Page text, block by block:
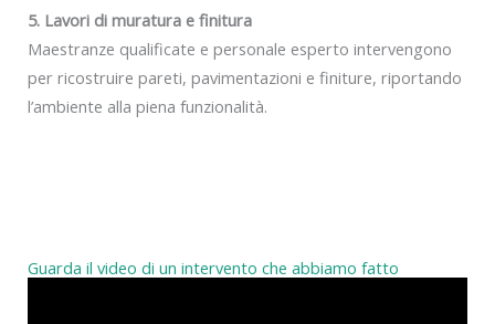
5. Lavori di muratura e finitura
Maestranze qualificate e personale esperto intervengono
per ricostruire pareti, pavimentazioni e finiture, riportando
l’ambiente alla piena funzionalità.
Guarda il video di un intervento che abbiamo fatto